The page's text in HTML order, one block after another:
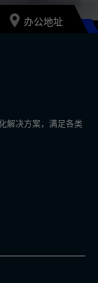
办公地址
解决方案，满足各类